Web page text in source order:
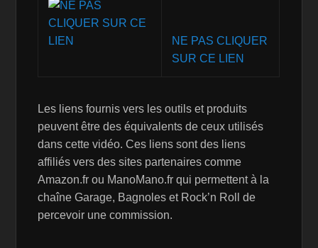
NE PAS CLIQUER
SUR CE LIEN
Les liens fournis vers les outils et produits
peuvent être des équivalents de ceux utilisés
dans cette vidéo. Ces liens sont des liens
affiliés vers des sites partenaires comme
Amazon.fr ou ManoMano.fr qui permettent à la
chaîne Garage, Bagnoles et Rock’n Roll de
percevoir une commission.